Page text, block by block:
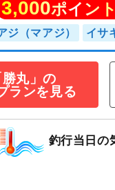
アジ五目プラン
35,000
3,000ポイ
勝丸」の
ランを見る
釣行当日の